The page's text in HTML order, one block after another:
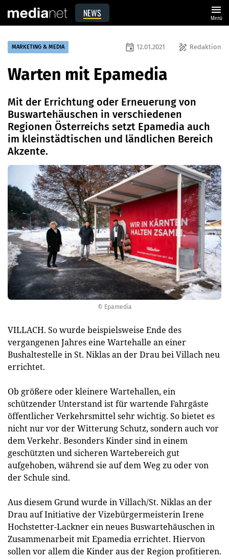
NEWS menu
Menü
© Epamedia
MARKETING & MEDIA draw Redaktion
event 12.01.2021
Warten mit Epamedia
Mit der Errichtung oder Erneuerung von
Buswartehäuschen in verschiedenen
Regionen Österreichs setzt Epamedia auch
im kleinstädtischen und ländlichen Bereich
Akzente.
VILLACH. So wurde beispielsweise Ende des
vergangenen Jahres eine Wartehalle an einer
Bushaltestelle in St. Niklas an der Drau bei Villach neu
errichtet.
Ob größere oder kleinere Wartehallen, ein
schützender Unterstand ist für wartende Fahrgäste
öffentlicher Verkehrsmittel sehr wichtig. So bietet es
nicht nur vor der Witterung Schutz, sondern auch vor
dem Verkehr. Besonders Kinder sind in einem
geschützten und sicheren Wartebereich gut
aufgehoben, während sie auf dem Weg zu oder von
der Schule sind.
Aus diesem Grund wurde in Villach/St. Niklas an der
Drau auf Initiative der Vizebürgermeisterin Irene
Hochstetter-Lackner ein neues Buswartehäuschen in
Zusammenarbeit mit Epamedia errichtet. Hiervon
sollen vor allem die Kinder aus der Region profitieren.